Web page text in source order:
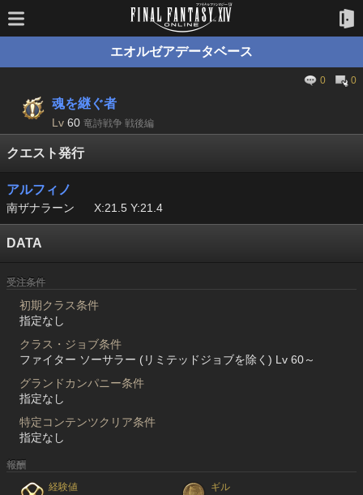
エオルゼアデータベース
0 0
魂を継ぐ者
Lv 60 竜詩戦争 戦後編
クエスト発行
アルフィノ
南ザナラーン X:21.5 Y:21.4
DATA
受注条件
初期クラス条件
指定なし
クラス・ジョブ条件
ファイター ソーサラー (リミテッドジョブを除く) Lv 60～
グランドカンパニー条件
指定なし
特定コンテンツクリア条件
指定なし
報酬
経験値
ギル